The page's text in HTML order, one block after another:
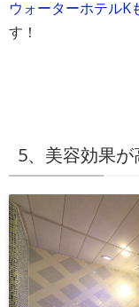
ウォーターホテルK
す！
5、美容効果